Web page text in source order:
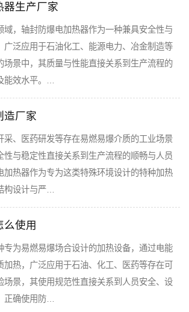
器生产厂家
域，轴封防爆电加热器作为一种兼具安全性与
广泛应用于石油化工、能源电力、冶金制造等
场景中，其质量与性能直接关系到生产流程的
能效水平。…
造厂家
采、医药研发等存在易燃易爆介质的工业场景
性与稳定性直接关系到生产流程的顺畅与人员
加热器作为专为这类特殊环境设计的特种加热
构设计与严…
么使用
专为易燃易爆场合设计的加热设备，通过电能
热，广泛应用于石油、化工、医药等存在可
场景，其使用规范性直接关系到人员安全、设
正确使用防…